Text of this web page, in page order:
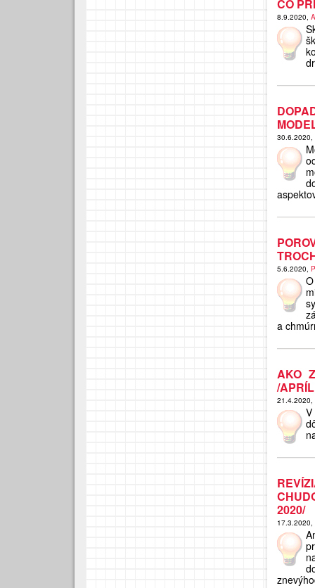
ČO
8.9.2020,
30.6.2020,
5.6.2020,
a
AKO
/
21.4.2020,
2020/
17.3.2020,